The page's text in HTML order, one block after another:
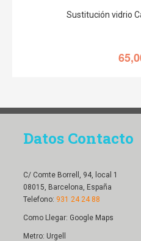
Sustitución vidrio
Datos Contacto
C/ Comte Borrell, 94, local 1
08015, Barcelona, España
Telefono: 931 24 24 88
Como Llegar: Google Maps
Metro: Urgell